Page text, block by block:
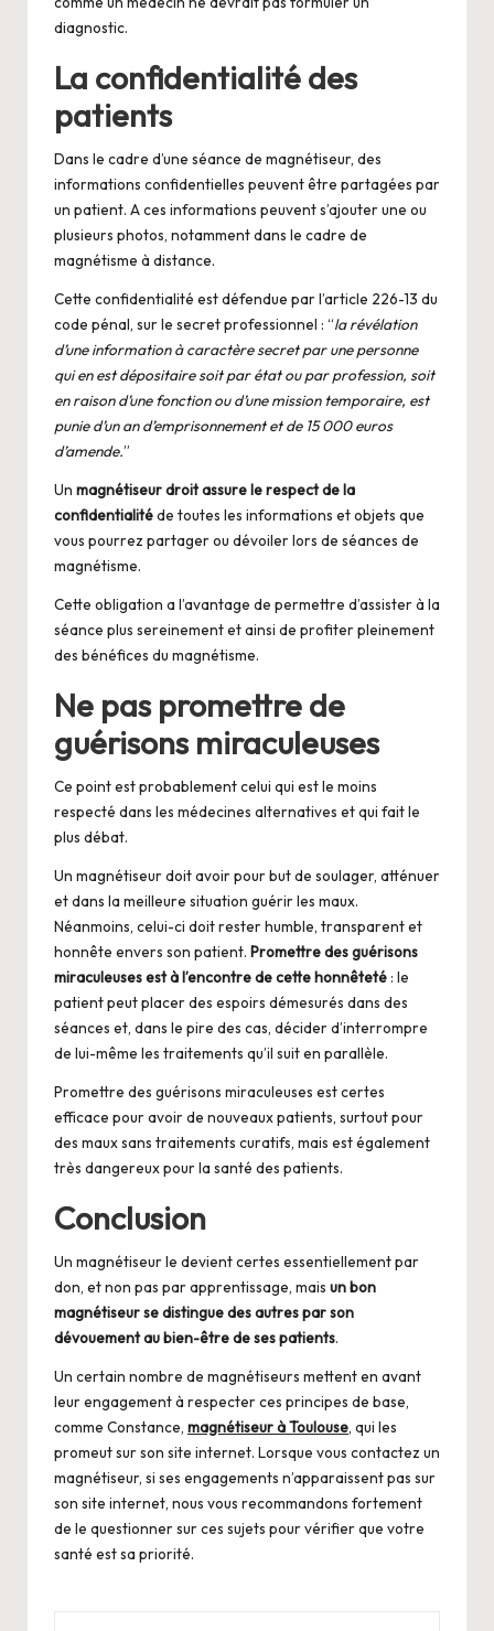
diagnostic.
La confidentialité des
patients
Dans le cadre d’une séance de magnétiseur, des
informations confidentielles peuvent être partagées par
un patient. A ces informations peuvent s’ajouter une ou
plusieurs photos, notamment dans le cadre de
magnétisme à distance.
Cette confidentialité est défendue par l’article 226-13 du
code pénal, sur le secret professionnel : “la révélation
d’une information à caractère secret par une personne
qui en est dépositaire soit par état ou par profession, soit
en raison d’une fonction ou d’une mission temporaire, est
punie d’un an d’emprisonnement et de 15 000 euros
d’amende.”
Un magnétiseur droit assure le respect de la
confidentialitéde toutes les informations et objets que
vous pourrez partager ou dévoiler lors de séances de
magnétisme.
Cette obligation a l’avantage de permettre d’assister à la
séance plus sereinement et ainsi de profiter pleinement
des bénéfices du magnétisme.
Ne pas promettre de
guérisons miraculeuses
Ce point est probablement celui qui est le moins
respecté dans les médecines alternatives et qui fait le
plus débat.
Un magnétiseur doit avoir pour but de soulager, atténuer
et dans la meilleure situation guérir les maux.
Néanmoins, celui-ci doit rester humble, transparent et
honnête envers son patient. Promettre des guérisons
miraculeuses est à l’encontre de cette honnêteté : le
patient peut placer des espoirs démesurés dans des
séances et, dans le pire des cas, décider d’interrompre
de lui-même les traitements qu’il suit en parallèle.
Promettre des guérisons miraculeuses est certes
efficace pour avoir de nouveaux patients, surtout pour
des maux sans traitements curatifs, mais est également
très dangereux pour la santé des patients.
Conclusion
Un magnétiseur le devient certes essentiellement par
don, et non pas par apprentissage, mais un bon
magnétiseur se distingue des autres par son
dévouement au bien-être de ses patients.
Un certain nombre de magnétiseurs mettent en avant
leur engagement à respecter ces principes de base,
comme Constance, magnétiseur à Toulouse, qui les
promeut sur son site internet. Lorsque vous contactez un
magnétiseur, si ses engagements n’apparaissent pas sur
son site internet, nous vous recommandons fortement
de le questionner sur ces sujets pour vérifier que votre
santé est sa priorité.